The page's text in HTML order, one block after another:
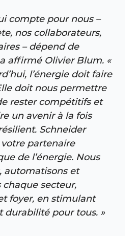
compte pour nous –
nos collaborateurs,
– dépend de
a affirmé Olivier Blum. «
l’énergie doit faire
doit nous permettre
rester compétitifs et
un avenir à la fois
Schneider
partenaire
de l’énergie. Nous
automatisons et
secteur,
foyer, en stimulant
durabilité pour tous. »